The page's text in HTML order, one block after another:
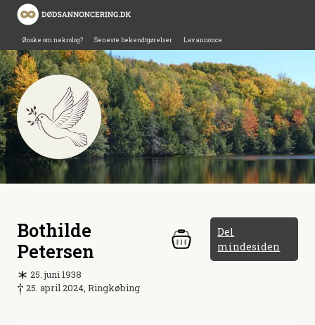
Ønske om nekrolog? Seneste bekendtgørelser Lav annonce
Bothilde
Petersen
Del
mindesiden
25. juni 1938
25. april 2024, Ringkøbing